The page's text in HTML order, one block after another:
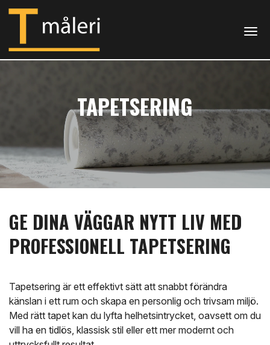
TAPETSERING
GE DINA VÄGGAR NYTT LIV MED
PROFESSIONELL TAPETSERING
Tapetsering är ett effektivt sätt att snabbt förändra
känslan i ett rum och skapa en personlig och trivsam miljö.
Med rätt tapet kan du lyfta helhetsintrycket, oavsett om du
vill ha en tidlös, klassisk stil eller ett mer modernt och